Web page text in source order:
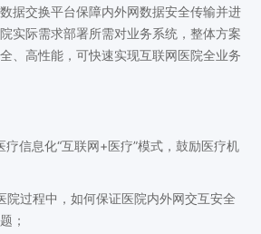
据交换平台保障内外网数据安全传输并进
实际需求部署所需对业务系统，整体方案
、高性能，可快速实现互联网医院全业务
疗信息化“互联网+医疗”模式，鼓励医疗机
院过程中，如何保证医院内外网交互安全
；